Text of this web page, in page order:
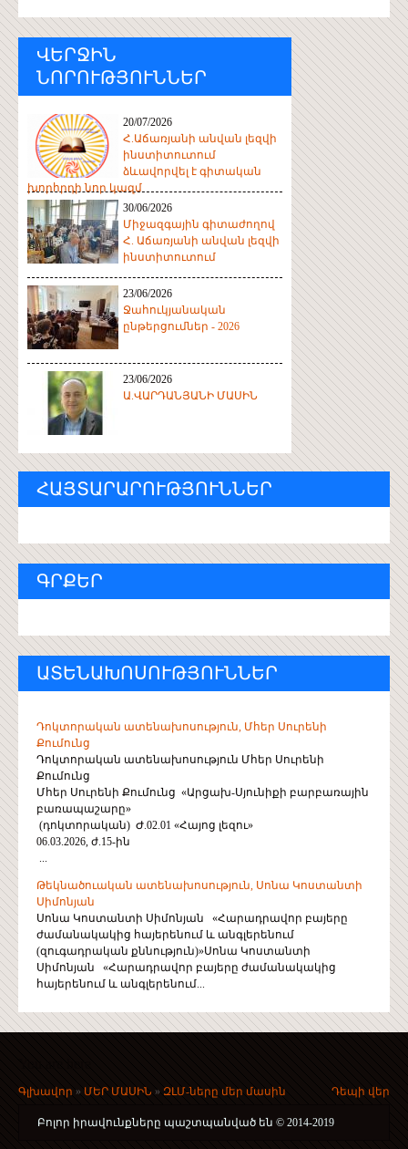
ՎԵՐՋԻՆ
ՆՈՐՈՒԹՅՈՒՆՆԵՐ
20/07/2026
Հ.Աճառյանի անվան լեզվի
ինստիտուտում
ձևավորվել է գիտական
խորհրդի նոր կազմ
30/06/2026
Միջազգային գիտաժողով
Հ. Աճառյանի անվան լեզվի
ինստիտուտում
23/06/2026
Ջահուկյանական
ընթերցումներ - 2026
23/06/2026
Ա.ՎԱՐԴԱՆՅԱՆԻ ՄԱՍԻՆ
ՀԱՅՏԱՐԱՐՈՒԹՅՈՒՆՆԵՐ
ԳՐՔԵՐ
ԱՏԵՆԱԽՈՍՈՒԹՅՈՒՆՆԵՐ
Դոկտորական ատենախոսություն, Մհեր Սուրենի
Քումունց
Դոկտորական ատենախոսություն Մհեր Սուրենի
Քումունց
Մհեր Սուրենի Քումունց «Արցախ-Սյունիքի բարբառային
բառապաշարը»
(դոկտորական) Ժ.02.01 «Հայոց լեզու»
06.03.2026, ժ.15-ին
...
Թեկնածուական ատենախոսություն, Սոնա Կոստանտի
Սիմոնյան
Սոնա Կոստանտի Սիմոնյան «Հարադրավոր բայերը
ժամանակակից հայերենում և անգլերենում
(զուգադրական քննություն)»Սոնա Կոստանտի
Սիմոնյան «Հարադրավոր բայերը ժամանակակից
հայերենում և անգլերենում...
Գլխավոր » ՄԵՐ ՄԱՍԻՆ » ԶԼՄ-ները մեր մասին Դեպի վեր
Բոլոր իրավունքները պաշտպանված են © 2014-2019